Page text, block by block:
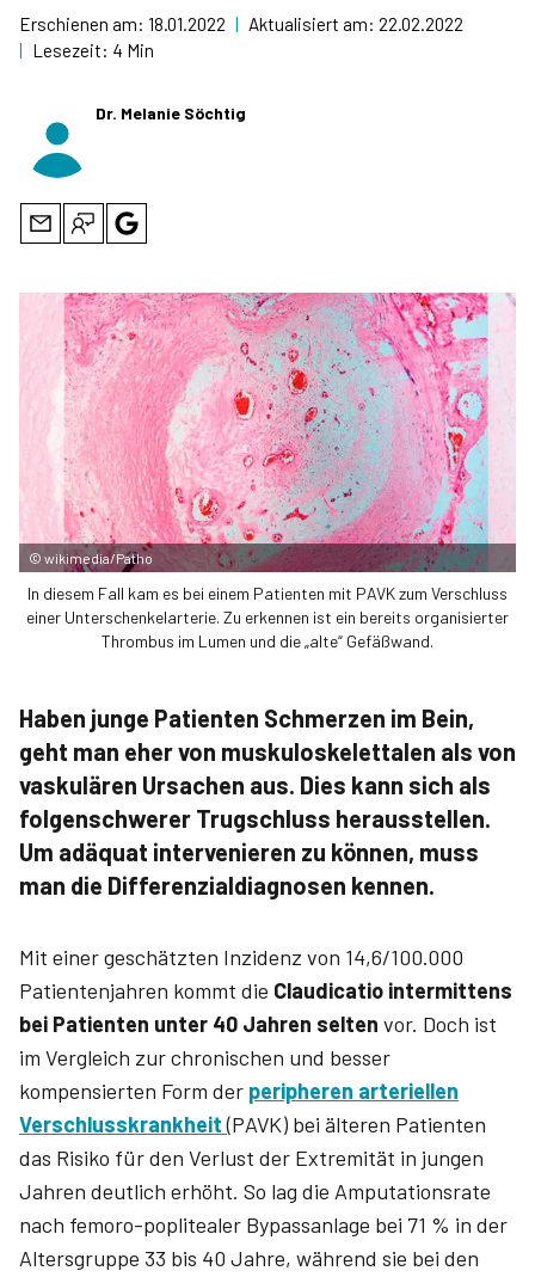
Erschienen am: 18.01.2022 | Aktualisiert am: 22.02.2022
| Lesezeit: 4 Min
Dr. Melanie Söchtig
© wikimedia/Patho
In diesem Fall kam es bei einem Patienten mit PAVK zum Verschluss
einer Unterschenkelarterie. Zu erkennen ist ein bereits organisierter
Thrombus im Lumen und die „alte“ Gefäßwand.
Haben junge Patienten Schmerzen im Bein,
geht man eher von muskuloskelettalen als von
vaskulären Ursachen aus. Dies kann sich als
folgenschwerer Trugschluss herausstellen.
Um adäquat intervenieren zu können, muss
man die Differenzialdiagnosen kennen.
Mit einer geschätzten Inzidenz von 14,6/100.000
Patientenjahren kommt die Claudicatio intermittens
bei Patienten unter 40 Jahren selten vor. Doch ist
im Vergleich zur chronischen und besser
kompensierten Form der peripheren arteriellen
Verschlusskrankheit(PAVK) bei älteren Patienten
das Risiko für den Verlust der Extremität in jungen
Jahren deutlich erhöht. So lag die Amputationsrate
nach femoro-poplitealer Bypassanlage bei 71 % in der
Altersgruppe 33 bis 40 Jahre, während sie bei den